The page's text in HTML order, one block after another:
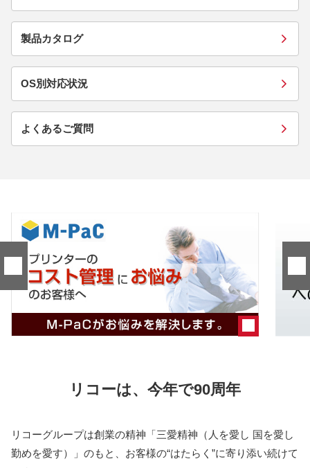
製品カタログ
OS別対応状況
よくあるご質問
リコーは、今年で90周年
リコーグループは創業の精神「三愛精神（人を愛し 国を愛し
勤めを愛す）」のもと、お客様の“はたらく”に寄り添い続けて